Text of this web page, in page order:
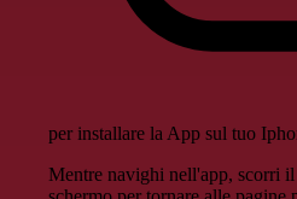
per installare la App sul tuo
Mentre navighi nell'app, scorri